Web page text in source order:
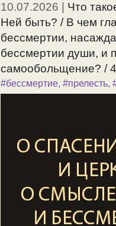
10.07.2026
Что
Ней быть? / В чем
бессмертии,
бессмертии души, и
самообольщение? /
#бессмертие, #прелесть,